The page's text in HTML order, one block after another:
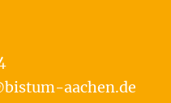
aachen.de